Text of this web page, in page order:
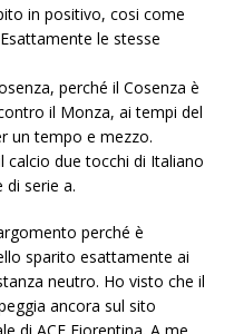
in positivo, cosi come
le stesse
perché il Cosenza è
il Monza, ai tempi del
un tempo e mezzo.
calcio due tocchi di Italiano
serie a.
perché è
sparito esattamente ai
neutro. Ho visto che il
ancora sul sito